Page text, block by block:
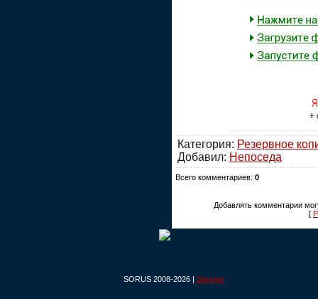
Категория: Резервное
Добавил: Непоседа
Всего комментариев: 0
Добавлять комментарии
[
SORUS 2008-2026 | Sitemap